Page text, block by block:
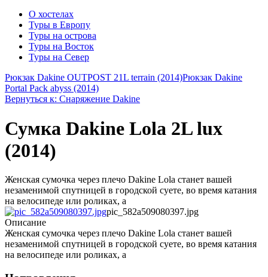
О хостелах
Туры в Европу
Туры на острова
Туры на Восток
Туры на Север
Рюкзак Dakine OUTPOST 21L terrain (2014)Рюкзак Dakine
Portal Pack abyss (2014)
Вернуться к: Снаряжение Dakine
Сумка Dakine Lola 2L lux
(2014)
Женская сумочка через плечо Dakine Lola станет вашей
незаменимой спутницей в городской суете, во время катания
на велосипеде или роликах, а
pic_582a509080397.jpg
Описание
Женская сумочка через плечо Dakine Lola станет вашей
незаменимой спутницей в городской суете, во время катания
на велосипеде или роликах, а